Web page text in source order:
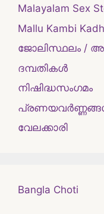
Malayalam Sex
Mallu Kambi
ജോലിസ്ഥലം /
ദമ്പതികള്‍
നിഷിദ്ധസംഗമം
വേലക്കാരി
Bangla Choti